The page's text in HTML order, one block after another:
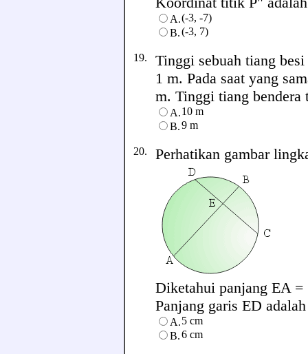
A.(-3, -7)
B.(-3, 7)
19. Tinggi sebuah tiang
1 m. Pada saat yang
m. Tinggi tiang bendera
A.10 m
B.9 m
20. Perhatikan gambar
Diketahui panjang EA
Panjang garis ED
A.5 cm
B.6 cm